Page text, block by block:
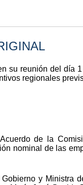
su reunión del día
regionales
de la
nominal de las
y Ministra